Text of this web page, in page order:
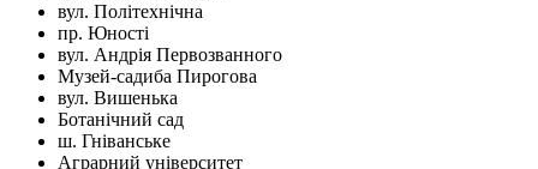
вул. Політехнічна
пр. Юності
вул. Андрія Первозванного
Музей-садиба Пирогова
вул. Вишенька
Ботанічний сад
ш. Гніванське
Аграрний університет